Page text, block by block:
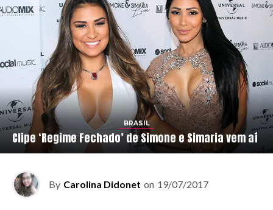
BRASIL
Clipe ‘Regime Fechado’ de Simone e Simaria vem aí
By Carolina Didonet on 19/07/2017